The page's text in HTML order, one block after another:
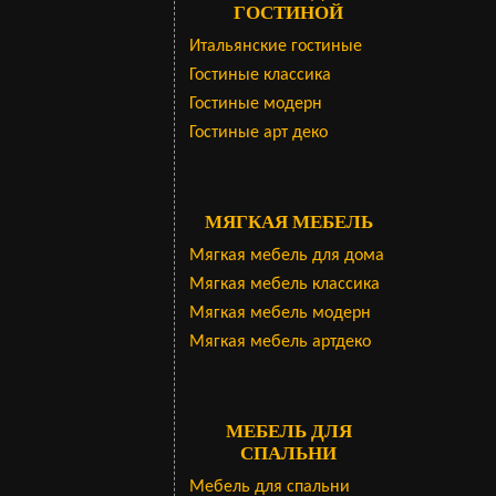
ГОСТИНОЙ
Итальянские гостиные
Гостиные классика
Гостиные модерн
Гостиные арт деко
МЯГКАЯ МЕБЕЛЬ
Мягкая мебель для дома
Мягкая мебель классика
Мягкая мебель модерн
Мягкая мебель артдеко
МЕБЕЛЬ ДЛЯ
СПАЛЬНИ
Мебель для спальни